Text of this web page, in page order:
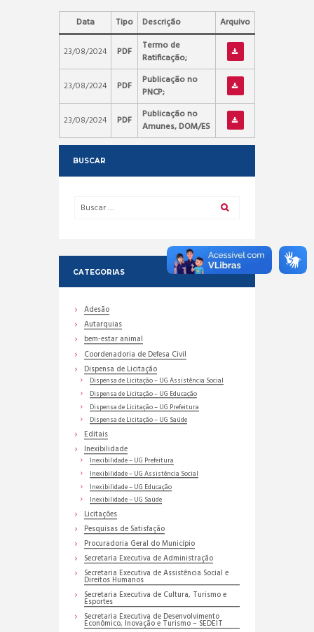
Data Tipo Descrição Arquivo
23/08/2024 PDF
Termo de
Ratificação;
23/08/2024
PDF
Publicação no
PNCP;
23/08/2024
PDF
Publicação no
Amunes, DOM/ES
BUSCAR
CATEGORIAS
Adesão
Autarquias
bem-estar animal
Coordenadoria de Defesa Civil
Dispensa de Licitação
Dispensa de Licitação – UG Assistência Social
Dispensa de Licitação – UG Educação
Dispensa de Licitação – UG Prefeitura
Dispensa de Licitação – UG Saúde
Editais
Inexibilidade
Inexibilidade – UG Prefeitura
Inexibilidade – UG Assistência Social
Inexibilidade – UG Educação
Inexibilidade – UG Saúde
Licitações
Pesquisas de Satisfação
Procuradoria Geral do Município
Secretaria Executiva de Administração
Secretaria Executiva de Assistência Social e
Direitos Humanos
Secretaria Executiva de Cultura, Turismo e
Esportes
Secretaria Executiva de Desenvolvimento
Econômico, Inovação e Turismo – SEDEIT